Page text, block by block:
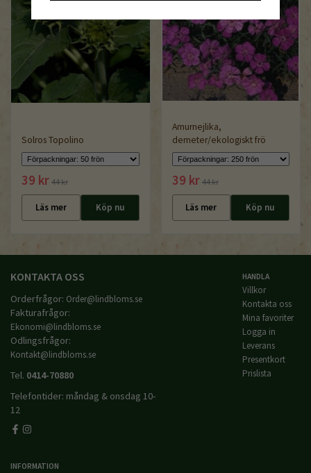
Solros Topolino
39 kr 44 kr
Läs mer Köp nu
Amurnejlika,
demeter/ekologiskt frö
39 kr 44 kr
Läs mer Köp nu
KONTAKTA OSS
Orderfrågor: Order@lindbloms.se
Fakturafrågor:
Ekonomi@lindbloms.se
Odlingsfrågor:
Kontakt@lindbloms.se
Tel. 0414-70880
Telefontider: måndag & onsdag 10-
12
HANDLA
Villkor
Kontakta oss
Mina favoriter
Logga in
Leverans
Presentkort
Prislista
INFORMATION